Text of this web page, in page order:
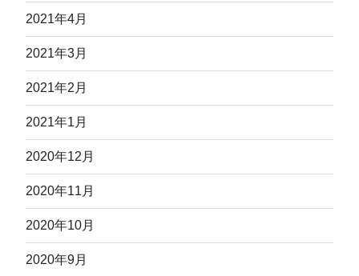
2021年4月
2021年3月
2021年2月
2021年1月
2020年12月
2020年11月
2020年10月
2020年9月